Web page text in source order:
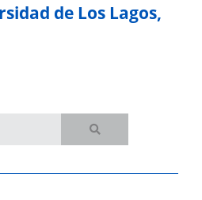
de Los Lagos,